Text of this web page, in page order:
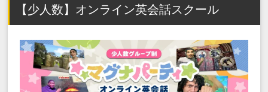
【少人数】オンライン英会話スクール